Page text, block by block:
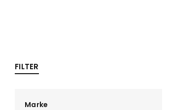
FILTER
Marke